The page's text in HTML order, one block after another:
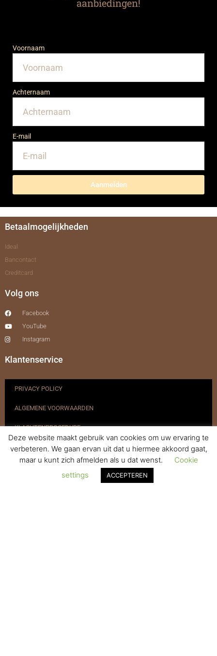
aanbiedingen!
Voornaam
Achternaam
E-mail
Aanmelden
Betaalmogelijkheden
Ideal
Bancontact
Creditcard
Volg ons
Facebook
YouTube
Instagram
Klantenservice
PRIVACY POLICY
ALGEMENE VOORWAARDEN
KLACHTENPROCEDURE
VERZENDEN & RETOURNEREN
Deze website maakt gebruik van cookies om uw ervaring te
verbeteren. We gaan ervan uit dat u hiermee akkoord gaat,
maar u kunt zich afmelden als u dat wenst.
Cookie
settings
ACCEPTEREN